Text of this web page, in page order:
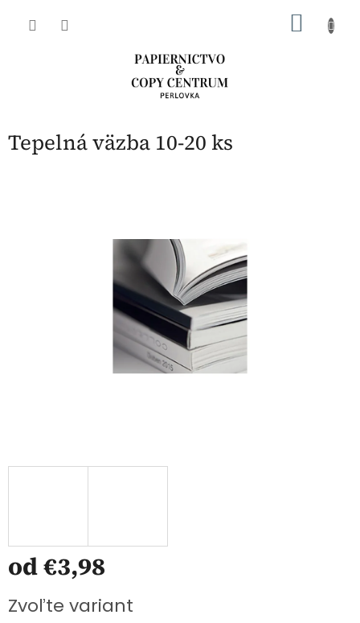
Tepelná väzba 10-20 ks
od€3,98
cena:
Zvoľte variant